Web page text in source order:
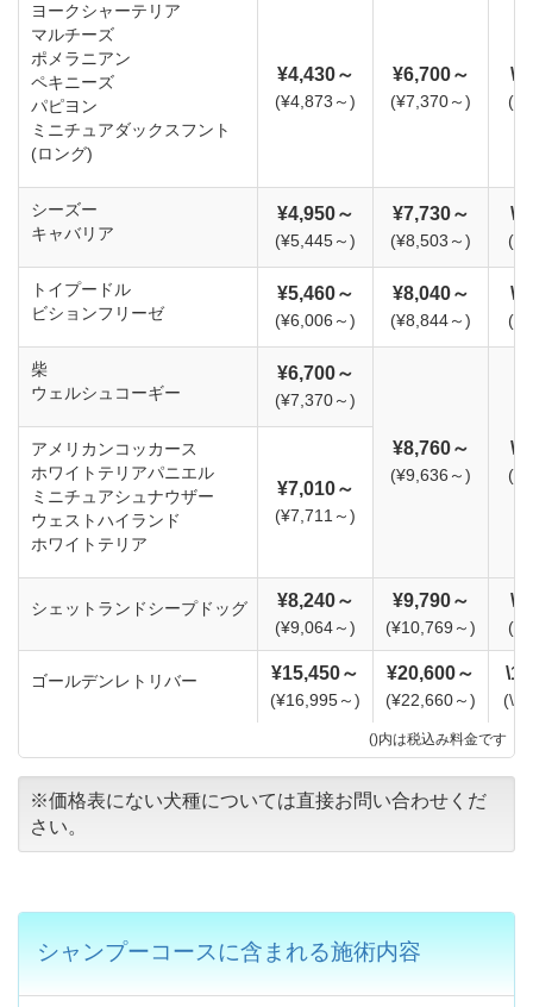
ヨークシャーテリア
マルチーズ
ポメラニアン
ペキニーズ
パピヨン
ミニチュアダックスフント
(ロング)
¥4,430～
(¥4,873～)
¥6,700～
(¥7,370～)
シーズー
キャバリア
¥4,950～
(¥5,445～)
¥7,730～
(¥8,503～)
トイプードル
ビションフリーゼ
¥5,460～
(¥6,006～)
¥8,040～
(¥8,844～)
柴
ウェルシュコーギー
¥6,700～
(¥7,370～)
¥8,760～
(¥9,636～)
アメリカンコッカース
ホワイトテリアパニエル
ミニチュアシュナウザー
ウェストハイランド
ホワイトテリア
¥7,010～
(¥7,711～)
シェットランドシープドッグ ¥8,240～
(¥9,064～)
¥9,790～
(¥10,769～)
ゴールデンレトリバー ¥15,450～
(¥16,995～)
¥20,600～
(¥22,660～)
()内は税込み料金です
※価格表にない犬種については直接お問い合わせくだ
さい。
シャンプーコースに含まれる施術内容